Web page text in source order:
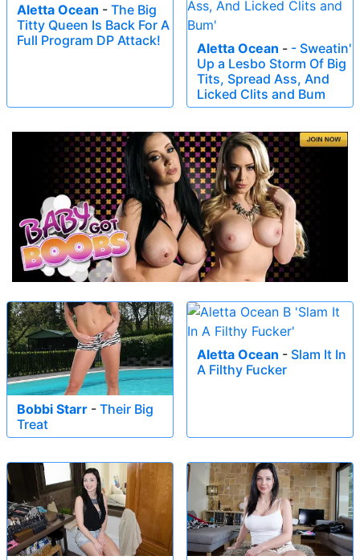
Aletta Ocean - The Big
Titty Queen Is Back For A
Full Program DP Attack!
Aletta Ocean - - Sweatin'
Up a Lesbo Storm Of Big
Tits, Spread Ass, And
Licked Clits and Bum
Bobbi Starr - Their Big
Treat
Aletta Ocean - Slam It In
A Filthy Fucker